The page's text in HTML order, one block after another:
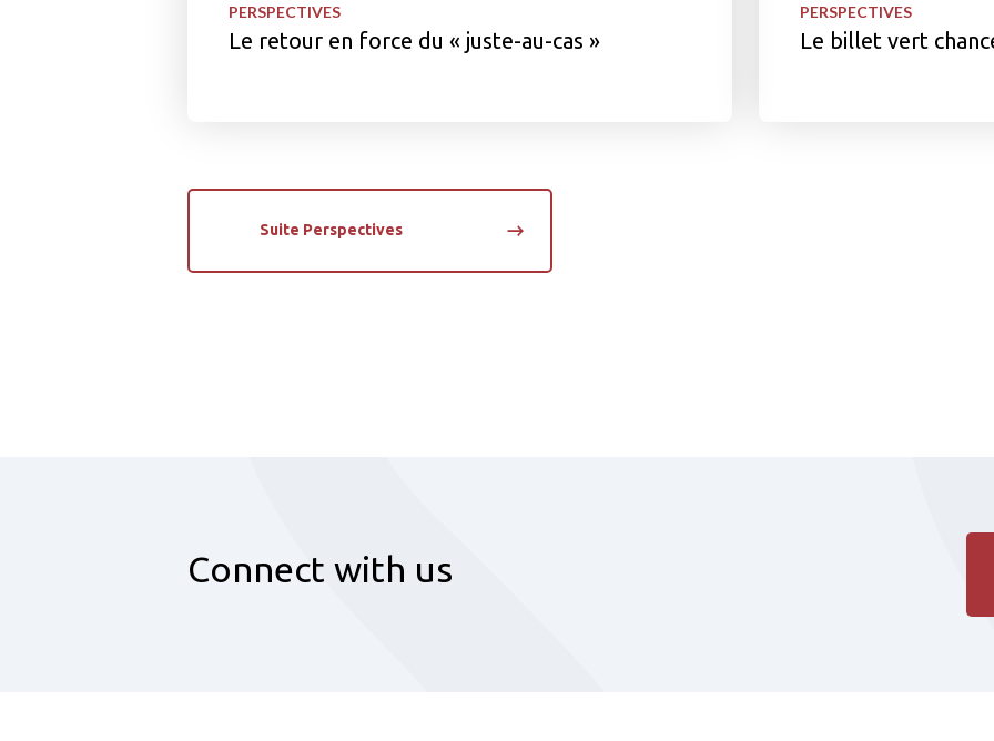
PERSPECTIVES
Le retour en force du « juste-au-cas »
PERSPECTIVES
Le billet vert
Suite Perspectives
Connect with us